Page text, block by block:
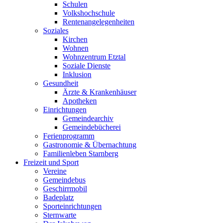
Schulen
Volkshochschule
Rentenangelegenheiten
Soziales
Kirchen
Wohnen
Wohnzentrum Etztal
Soziale Dienste
Inklusion
Gesundheit
Ärzte & Krankenhäuser
Apotheken
Einrichtungen
Gemeindearchiv
Gemeindebücherei
Ferienprogramm
Gastronomie & Übernachtung
Familienleben Starnberg
Freizeit und Sport
Vereine
Gemeindebus
Geschirrmobil
Badeplatz
Sporteinrichtungen
Sternwarte